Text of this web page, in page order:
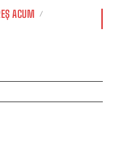
ACUM